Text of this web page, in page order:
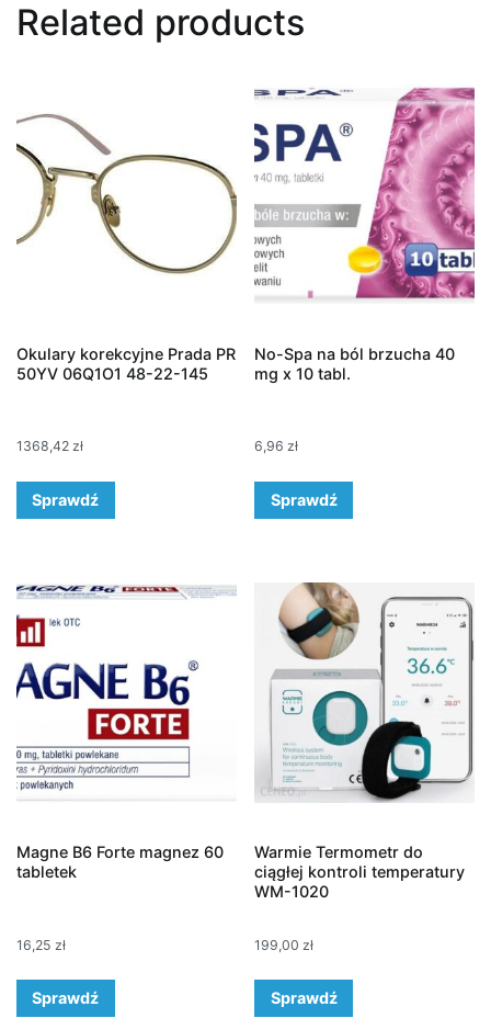
Related products
Okulary korekcyjne Prada PR
50YV 06Q1O1 48-22-145
1368,42 zł
Sprawdź
No-Spa na ból brzucha 40
mg x 10 tabl.
6,96zł
Sprawdź
Magne B6 Forte magnez 60
tabletek
16,25 zł
Sprawdź
Warmie Termometr do
ciągłej kontroli temperatury
WM-1020
199,00 zł
Sprawdź